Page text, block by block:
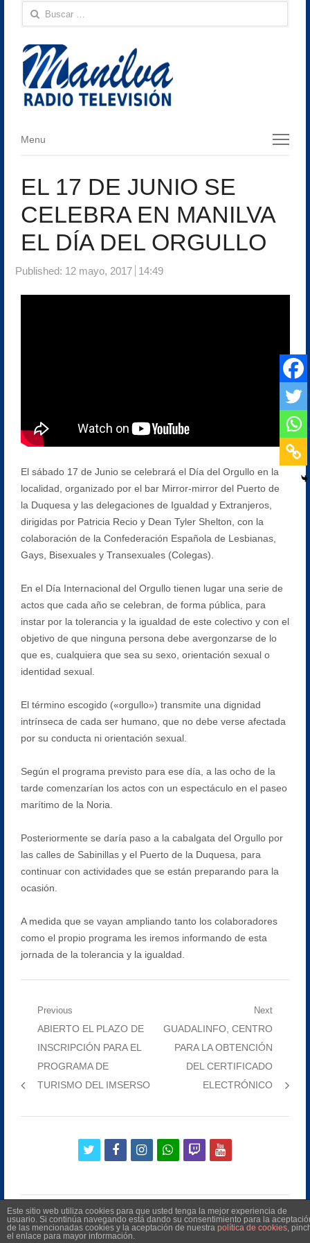
Buscar:
Menu
Menu
EL 17 DE JUNIO SE
CELEBRA EN MANILVA
EL DÍA DEL ORGULLO
Published: 12 mayo, 2017 14:49
El sábado 17 de Junio se celebrará el Día del Orgullo en la
localidad, organizado por el bar Mirror-mirror del Puerto de
la Duquesa y las delegaciones de Igualdad y Extranjeros,
dirigidas por Patricia Recio y Dean Tyler Shelton, con la
colaboración de la Confederación Española de Lesbianas,
Gays, Bisexuales y Transexuales (Colegas).
En el Día Internacional del Orgullo tienen lugar una serie de
actos que cada año se celebran, de forma pública, para
instar por la tolerancia y la igualdad de este colectivo y con el
objetivo de que ninguna persona debe avergonzarse de lo
que es, cualquiera que sea su sexo, orientación sexual o
identidad sexual.
El término escogido («orgullo») transmite una dignidad
intrínseca de cada ser humano, que no debe verse afectada
por su conducta ni orientación sexual.
Según el programa previsto para ese día, a las ocho de la
tarde comenzarían los actos con un espectáculo en el paseo
marítimo de la Noria.
Posteriormente se daría paso a la cabalgata del Orgullo por
las calles de Sabinillas y el Puerto de la Duquesa, para
continuar con actividades que se están preparando para la
ocasión.
A medida que se vayan ampliando tanto los colaboradores
como el propio programa les iremos informando de esta
jornada de la tolerancia y la igualdad.
Navegación
de
entradas
Previous
Previous
post:
ABIERTO EL PLAZO DE
INSCRIPCIÓN PARA EL
PROGRAMA DE
TURISMO DEL IMSERSO
Next
Next
post:
GUADALINFO, CENTRO
PARA LA OBTENCIÓN
DEL CERTIFICADO
ELECTRÓNICO
twitterfacebookinstagramwhatsapp
twitchyoutube
©2026 Radio Televisión Municipal de Manilva
Este sitio web utiliza cookies para que usted tenga la mejor experiencia de
usuario. Si continúa navegando está dando su consentimiento para la
de las mencionadas cookies y la aceptación de nuestra política de cookies,
el enlace para mayor información.